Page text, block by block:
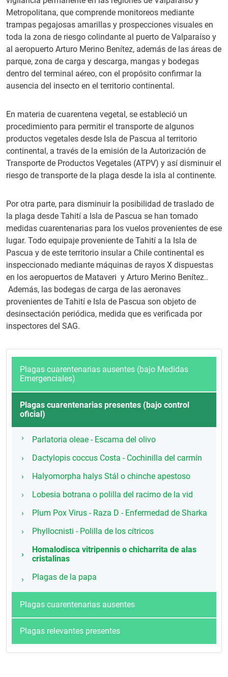
Metropolitana, que comprende monitoreos mediante
trampas pegajosas amarillas y prospecciones visuales en
toda la zona de riesgo colindante al puerto de Valparaíso y
al aeropuerto Arturo Merino Benítez, además de las áreas de
parque, zona de carga y descarga, mangas y bodegas
dentro del terminal aéreo, con el propósito confirmar la
ausencia del insecto en el territorio continental.
En materia de cuarentena vegetal, se estableció un
procedimiento para permitir el transporte de algunos
productos vegetales desde Isla de Pascua al territorio
continental, a través de la emisión de la Autorización de
Transporte de Productos Vegetales (ATPV) y así disminuir el
riesgo de transporte de la plaga desde la isla al continente.
Por otra parte, para disminuir la posibilidad de traslado de
la plaga desde Tahití a Isla de Pascua se han tomado
medidas cuarentenarias para los vuelos provenientes de ese
lugar. Todo equipaje proveniente de Tahití a la Isla de
Pascua y de este territorio insular a Chile continental es
inspeccionado mediante máquinas de rayos X dispuestas
en los aeropuertos de Mataveri y Arturo Merino Benítez..
Además, las bodegas de carga de las aeronaves
provenientes de Tahití e Isla de Pascua son objeto de
desinsectación periódica, medida que es verificada por
inspectores del SAG.
Plagas cuarentenarias ausentes (bajo Medidas
Emergenciales)
Plagas cuarentenarias presentes (bajo control
oficial)
Parlatoria oleae - Escama del olivo
Dactylopis coccus Costa - Cochinilla del carmín
Halyomorpha halys Stál o chinche apestoso
Lobesia botrana o polilla del racimo de la vid
Plum Pox Virus - Raza D - Enfermedad de Sharka
Phyllocnisti - Polilla de los cítricos
Homalodisca vitripennis o chicharrita de alas
cristalinas
Plagas de la papa
Plagas cuarentenarias ausentes
Plagas relevantes presentes